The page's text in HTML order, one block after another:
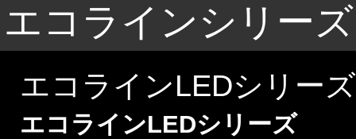
エコラインシリーズ
エコラインLEDシリーズ
エコラインLEDシリーズ